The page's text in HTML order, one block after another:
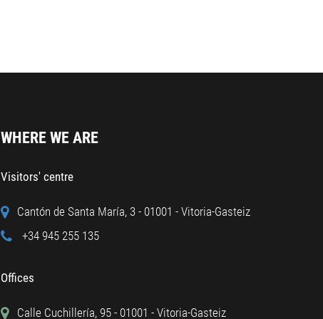
WHERE WE ARE
Visitors' centre
Cantón de Santa María, 3 - 01001 - Vitoria-Gasteiz
+34 945 255 135
Offices
Calle Cuchillería, 95 - 01001 - Vitoria-Gasteiz